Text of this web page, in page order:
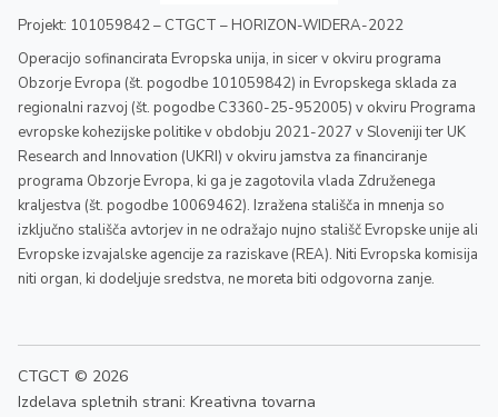
Projekt: 101059842 – CTGCT – HORIZON-WIDERA-2022
Operacijo sofinancirata Evropska unija, in sicer v okviru programa
Obzorje Evropa (št. pogodbe 101059842) in Evropskega sklada za
regionalni razvoj (št. pogodbe C3360-25-952005) v okviru Programa
evropske kohezijske politike v obdobju 2021-2027 v Sloveniji ter UK
Research and Innovation (UKRI) v okviru jamstva za financiranje
programa Obzorje Evropa, ki ga je zagotovila vlada Združenega
kraljestva (št. pogodbe 10069462). Izražena stališča in mnenja so
izključno stališča avtorjev in ne odražajo nujno stališč Evropske unije ali
Evropske izvajalske agencije za raziskave (REA). Niti Evropska komisija
niti organ, ki dodeljuje sredstva, ne moreta biti odgovorna zanje.
CTGCT © 2026
Izdelava spletnih strani: Kreativna tovarna